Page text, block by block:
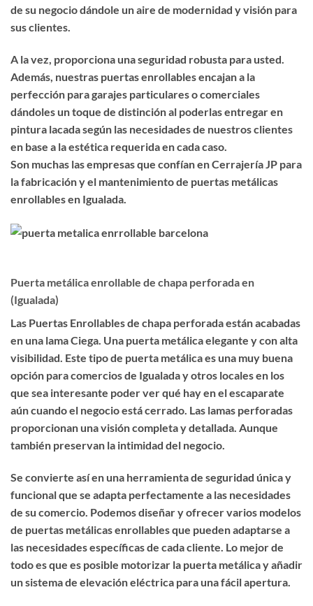
de su negocio dándole un aire de modernidad y visión para
sus clientes.
A la vez, proporciona una seguridad robusta para usted.
Además, nuestras puertas enrollables encajan a la
perfección para garajes particulares o comerciales
dándoles un toque de distinción al poderlas entregar en
pintura lacada según las necesidades de nuestros clientes
en base a la estética requerida en cada caso.
Son muchas las empresas que confían en Cerrajería JP para
la fabricación y el mantenimiento de puertas metálicas
enrollables en Igualada.
Puerta metálica enrollable de chapa perforada en
(Igualada)
Las Puertas Enrollables de chapa perforadaestán acabadas
en una lama Ciega. Una puerta metálicaelegante y conalta
visibilidad. Este tipo de puerta metálica es una muy buena
opción para comercios de Igualada y otros locales en los
que sea interesante poder ver qué hay en el escaparate
aún cuando el negocio está cerrado. Las lamas perforadas
proporcionan una visión completa y detallada. Aunque
también preservan la intimidad del negocio.
Se convierte así en una herramienta de seguridad única y
funcional que se adapta perfectamente a las necesidades
de su comercio. Podemos diseñar y ofrecer varios modelos
de puertas metálicas enrollables que pueden adaptarse a
las necesidades específicas de cada cliente. Lo mejor de
todo es que es posible motorizar la puerta metálicay añadir
un sistema de elevación eléctrica para una fácil apertura.